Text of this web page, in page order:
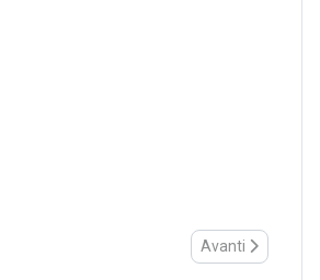
Articolo
Avanti